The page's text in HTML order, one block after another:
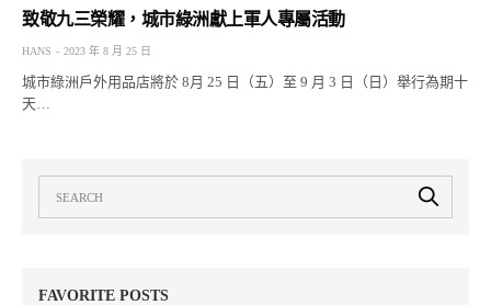
致敬九三榮耀，城市綠洲獻上軍人專屬活動
HANS 2023 年 8 月 25 日
城市綠洲戶外用品店將於 8月 25 日（五）至 9 月 3 日（日）舉行為期十
天…
FAVORITE POSTS